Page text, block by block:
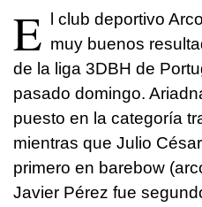
E
l club deportivo
muy buenos
de la liga 3DBH de
pasado domingo.
puesto en la categoría
mientras que Julio
primero en barebow
Javier Pérez fue